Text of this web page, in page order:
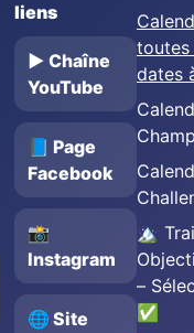
liens
▶️ Chaîne
YouTube
📘 Page
Facebook
📸
Instagram
🌐 Site
toutes
dates
🏔️
–
✅